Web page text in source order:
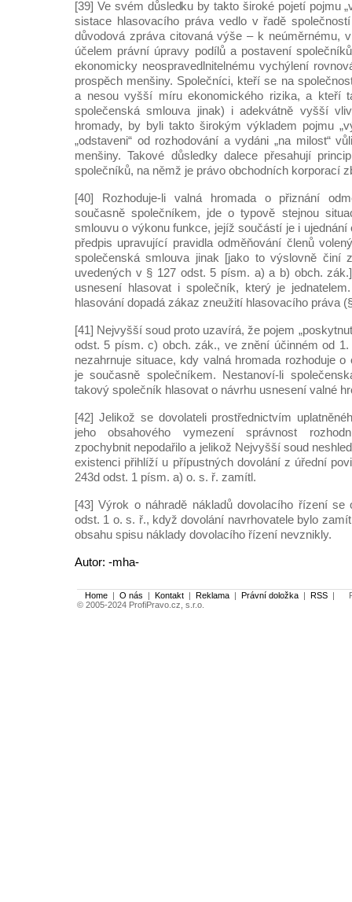
[39] Ve svém důsledku by takto široké pojetí pojmu
sistace hlasovacího práva vedlo v řadě
důvodová zpráva citovaná výše – k neúměrnému,
účelem právní úpravy podílů a postavení
ekonomicky neospravedlnitelnému vychýlení
prospěch menšiny. Společníci, kteří se na
a nesou vyšší míru ekonomického rizika, a kteří
společenská smlouva jinak) i adekvátně vyšší
hromady, by byli takto širokým výkladem pojmu
„odstaveni“ od rozhodování a vydáni „na milost“
menšiny. Takové důsledky dalece přesahují
společníků, na němž je právo obchodních korporací
[40] Rozhoduje-li valná hromada o přiznání
současně společníkem, jde o typově stejnou
smlouvu o výkonu funkce, jejíž součástí je i ujednání
předpis upravující pravidla odměňování členů
společenská smlouva jinak [jako to výslovně činí
uvedených v § 127 odst. 5 písm. a) a b) obch.
usnesení hlasovat i společník, který je
hlasování dopadá zákaz zneužití hlasovacího práva
[41] Nejvyšší soud proto uzavírá, že pojem
odst. 5 písm. c) obch. zák., ve znění účinném od
nezahrnuje situace, kdy valná hromada rozhoduje o
je současně společníkem. Nestanoví-li
takový společník hlasovat o návrhu usnesení valné
[42] Jelikož se dovolateli prostřednictvím
jeho obsahového vymezení správnost
zpochybnit nepodařilo a jelikož Nejvyšší soud
existenci přihlíží u přípustných dovolání z úřední
243d odst. 1 písm. a) o. s. ř. zamítl.
[43] Výrok o náhradě nákladů dovolacího řízení
odst. 1 o. s. ř., když dovolání navrhovatele bylo
obsahu spisu náklady dovolacího řízení nevznikly.
Autor: -mha-
Home | O nás | Kontakt | Reklama | Právní doložka | RSS |
© 2005-2024 ProfiPravo.cz, s.r.o.